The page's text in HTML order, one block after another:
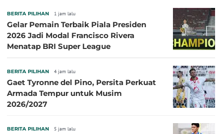
BERITA PILIHAN 1 jam lalu
Gelar Pemain Terbaik Piala Presiden
2026 Jadi Modal Francisco Rivera
Menatap BRI Super League
BERITA PILIHAN 4 jam lalu
Gaet Tyronne del Pino, Persita Perkuat
Armada Tempur untuk Musim
2026/2027
BERITA PILIHAN 5 jam lalu